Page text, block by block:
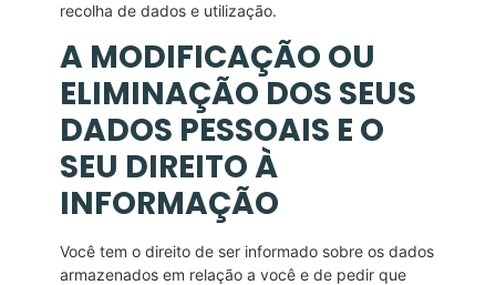
recolha de dados e utilização.
A MODIFICAÇÃO OU
ELIMINAÇÃO DOS SEUS
DADOS PESSOAIS E O
SEU DIREITO À
INFORMAÇÃO
Você tem o direito de ser informado sobre os dados
armazenados em relação a você e de pedir que